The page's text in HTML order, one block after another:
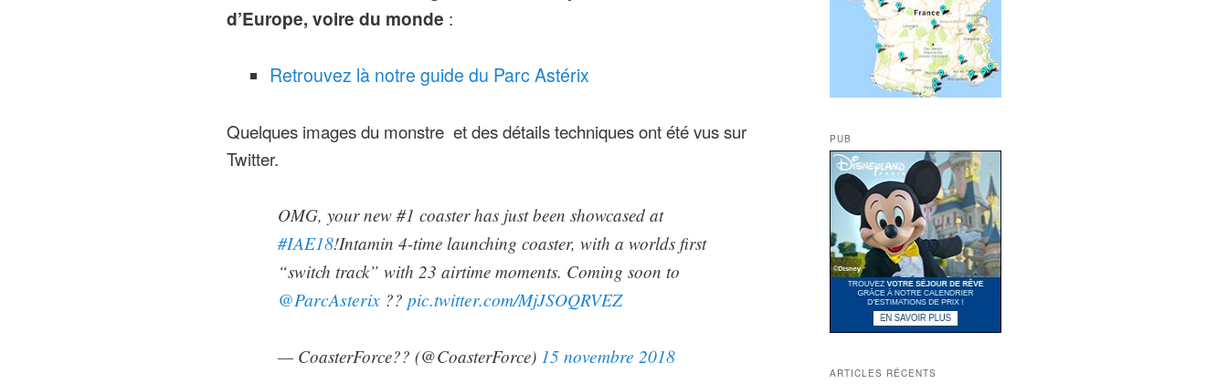
d’Europe, voire du monde :
Retrouvez là notre guide du Parc Astérix
Quelques images du monstre et des détails techniques ont été vus sur
Twitter.
OMG, your new #1 coaster has just been showcased at
#IAE18!Intamin 4-time launching coaster, with a worlds first
“switch track” with 23 airtime moments. Coming soon to
@ParcAsterix ??pic.twitter.com/MjJSOQRVEZ
— CoasterForce?? (@CoasterForce) 15 novembre 2018
PUB
ARTICLES RÉCENTS